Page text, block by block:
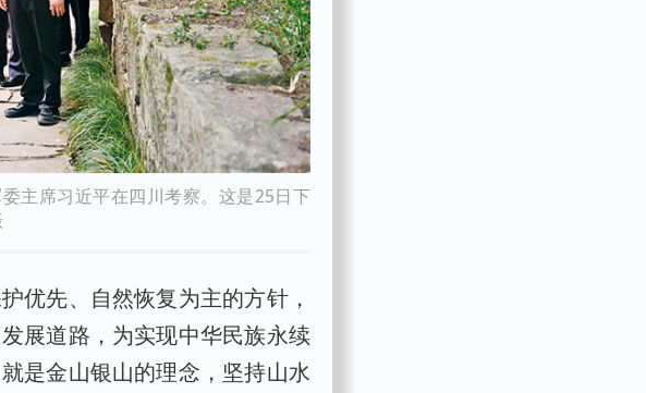
主席习近平在四川考察。这是25日下
优先、自然恢复为主的方针，
展道路，为实现中华民族永续
是金山银山的理念，坚持山水